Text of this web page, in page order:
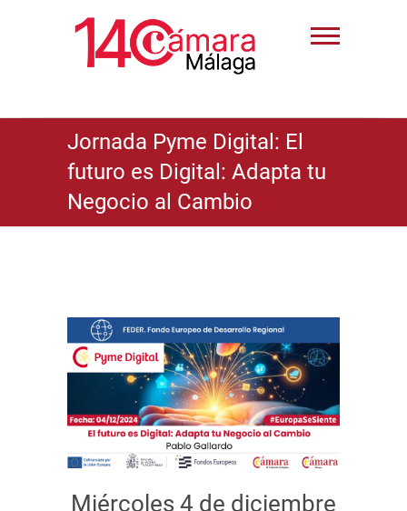
Jornada Pyme Digital: El
futuro es Digital: Adapta tu
Negocio al Cambio
Miércoles 4 de diciembre